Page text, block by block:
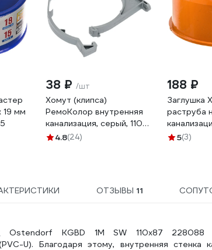
19 мм
38 ₽ /шт
Хомут (клипса)
РемоКолор внутренняя
канализация, серый, 110
мм 142-473
4.8(24)
188 ₽
Заглушка
раструба
2490209 0
5(3)
ОТЗЫВЫ 11
Ostendorf KGBD 1М SW 110x87 228088
U). Благодаря этому, внутренняя стенка